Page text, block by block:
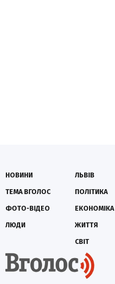
НОВИНИ
ТЕМА ВГОЛОС
ФОТО-ВІДЕО
ЛЮДИ
ЛЬВІВ
ПОЛІТИКА
ЕКОНОМІКА
ЖИТТЯ
СВІТ